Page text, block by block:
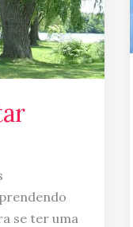
se ter uma